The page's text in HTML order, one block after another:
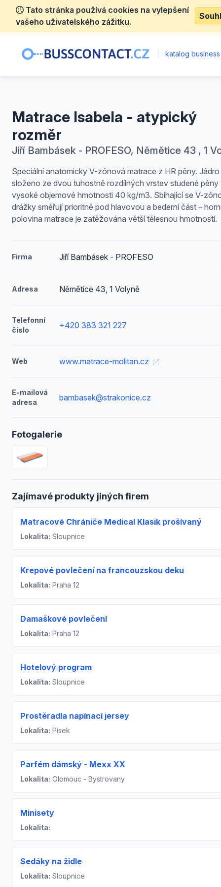
Tato stránka používá cookies na vylepšení
vašeho uživatelského zážitku.
katalog
Matrace Isabela - atypický
rozměr
Jiří Bambásek - PROFESO, Němětice 43 , 1
Speciální anatomicky V-zónová matrace z HR pěny. Jádro
složeno ze dvou tuhostně rozdílných vrstev studené pěny
vysoké objemové hmotnosti 40 kg/m3. Sbíhající se V-
drážky směřují prioritně pod hlavovou a bederní část –
polovina matrace je zatěžována větší tělesnou hmotností.
Firma Jiří Bambásek - PROFESO
Adresa Němětice 43, 1 Volyně
Telefonní
číslo
+420 383 321 227
Web www.matrace-molitan.cz
E-mailová
adresa
bambasek@strakonice.cz
Fotogalerie
Zajímavé produkty jiných firem
Matracové Chrániče Medical Klasik prošívaný
Lokalita: Sloupnice
Krepové povlečení na francouzskou deku
Lokalita: Praha 12
Damaškové povlečení
Lokalita: Praha 12
Hotelový program
Lokalita: Sloupnice
Prostěradla napínací jersey
Lokalita: Písek
Parfém dámský - Mexx XX
Lokalita: Olomouc - Bystrovany
Minisety
Lokalita:
Sedáky na židle
Lokalita: Sloupnice